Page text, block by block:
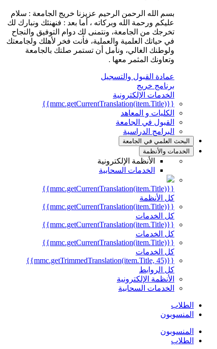
بسم الله الرحمن الرحيم عزيزنا خريج الجامعة : سلام
عليكم ورحمة الله وبركاته ، أما بعد : فنهنئك ونبارك لك
تخرجك من الجامعة، ونتمنى لك دوام التوفيق والنجاح
في حياتك العلمية والعملية، فأنت فخر لأهلك ولجامعتك
ولوطنك الغالي، ونأمل أن تستمر صلتك بالجامعة
وتعاونك المثمر معها .
عمادة القبول والتسجيل
برنامج خريج
الخدمات الإلكترونية
{{mmc.getCurrentTranslation(item.Title)}}
الكليات و المعاهد
القبول في الجامعة
البرامج الدراسية
البحث العلمي في الجامعة
الخدمات والأنظمة
الأنظمة الإلكترونية
الخدمات السحابية
{{mmc.getCurrentTranslation(item.Title)}}
كل الأنظمة
{{mmc.getCurrentTranslation(item.Title)}}
كل الخدمات
{{mmc.getCurrentTranslation(item.Title)}}
كل الخدمات
{{mmc.getCurrentTranslation(item.Title)}}
كل الخدمات
{{mmc.getTrimmedTranslation(item.Title, 45)}}
كل الروابط
الأنظمة الإلكترونية
الخدمات السحابية
الطلاب
المنسوبون
المنسوبون
الطلاب